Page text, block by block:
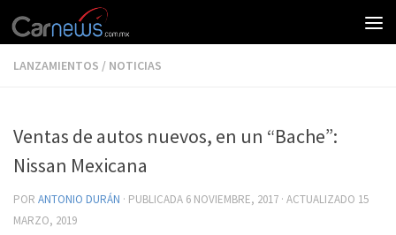
LANZAMIENTOS / NOTICIAS
Ventas de autos nuevos, en un “Bache”:
Nissan Mexicana
POR ANTONIO DURÁN · PUBLICADA 6 NOVIEMBRE, 2017 · ACTUALIZADO 15
MARZO, 2019